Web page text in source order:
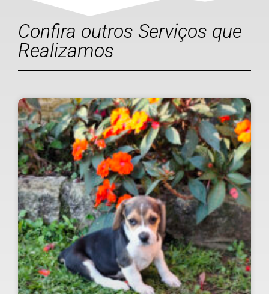
Confira outros Serviços que
Realizamos